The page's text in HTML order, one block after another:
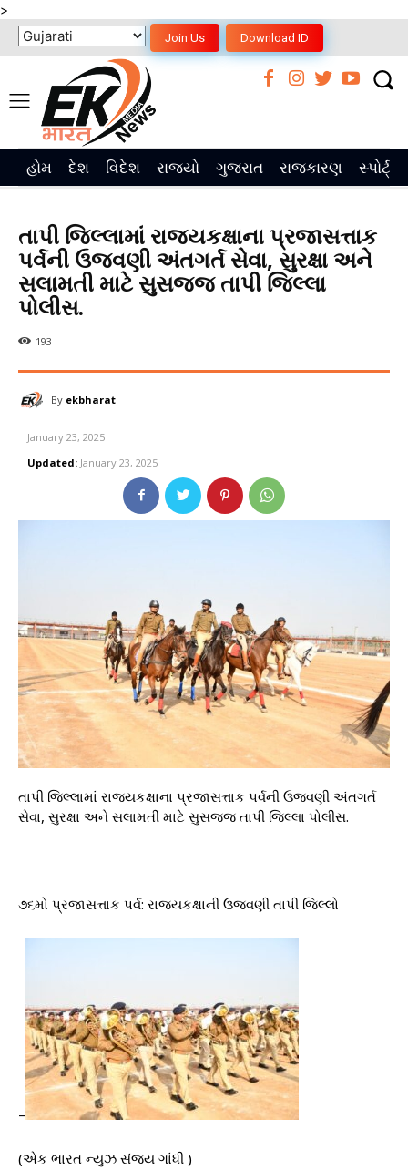
>
Join Us Download ID
હોમ દેશ વિદેશ રાજ્યો ગુજરાત રાજકારણ સ્પોર્ટ્સ
તાપી જિલ્લામાં રાજ્યકક્ષાના પ્રજાસત્તાક
પર્વની ઉજવણી અંતગર્ત સેવા, સુરક્ષા અને
સલામતી માટે સુસજ્જ તાપી જિલ્લા
પોલીસ.
193
By ekbharat
January 23, 2025
Updated: January 23, 2025
તાપી જિલ્લામાં રાજ્યકક્ષાના પ્રજાસત્તાક પર્વની ઉજવણી અંતગર્ત
સેવા, સુરક્ષા અને સલામતી માટે સુસજ્જ તાપી જિલ્લા પોલીસ.
૭૬મો પ્રજાસત્તાક પર્વ: રાજ્યકક્ષાની ઉજવણી તાપી જિલ્લો
–
(એક ભારત ન્યુઝ સંજય ગાંધી )